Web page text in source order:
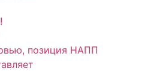
позиция НАПП